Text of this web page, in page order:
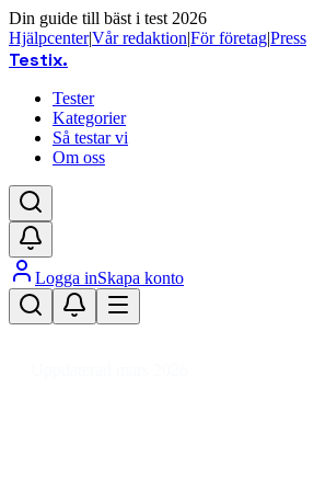
Din guide till bäst i test 2026
Hjälpcenter|Vår redaktion|För företag|Press
Testix.
Tester
Kategorier
Så testar vi
Om oss
Logga inSkapa konto